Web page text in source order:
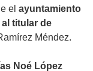
el ayuntamiento
titular de
Méndez.
Noé López